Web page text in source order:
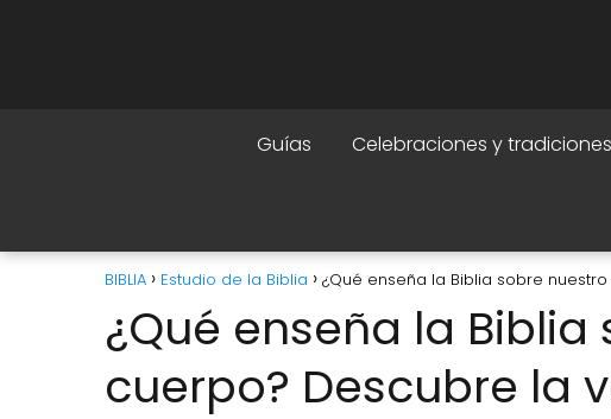
Guías Celebraciones y tradiciones
BIBLIA Estudio de la Biblia ¿Qué enseña la Biblia sobre
¿Qué enseña la
cuerpo? Descubre la